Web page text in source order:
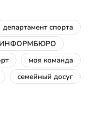
департамент спорта
моя команда
семейный досуг